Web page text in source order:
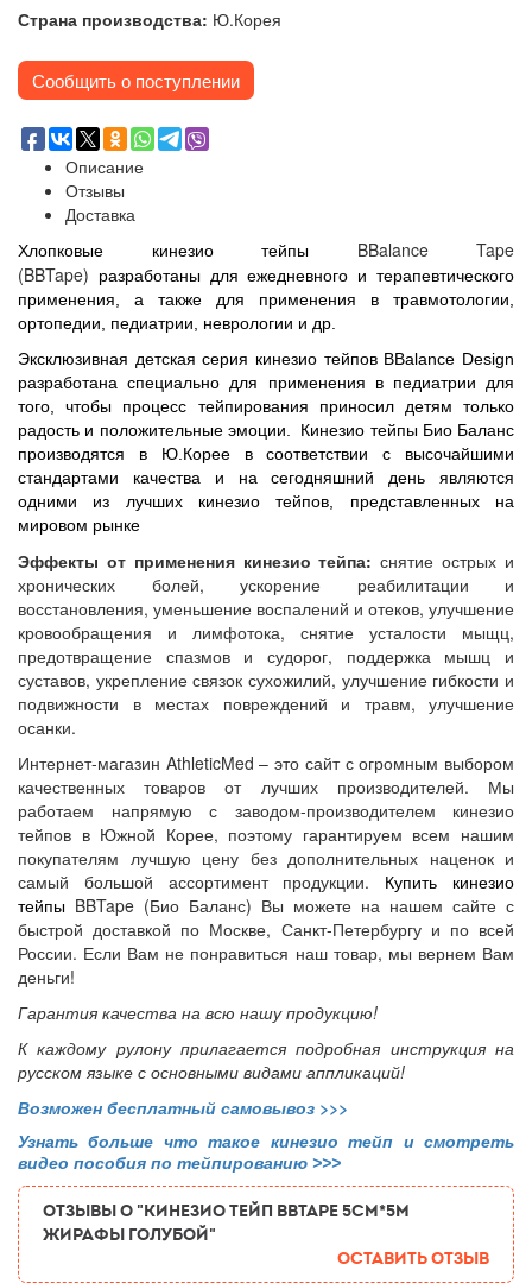
Страна производства: Ю.Корея
Сообщить о поступлении
Описание
Отзывы
Доставка
Хлопковые кинезио тейпы BBalance Tape
(BBTape) разработаны для ежедневного и терапевтического
применения, а также для применения в травмотологии,
ортопедии, педиатрии, неврологии и др.
Эксклюзивная детская серия кинезио тейпов BBalance Design
разработана специально для применения в педиатрии для
того, чтобы процесс тейпирования приносил детям только
радость и положительные эмоции.
Кинезио тейпы Био Баланс
производятся в Ю.Корее в соответствии с высочайшими
стандартами качества и на сегодняшний день являются
одними из лучших кинезио тейпов, представленных на
мировом рынке
Эффекты от применения кинезио тейпа: снятие острых и
хронических болей, ускорение реабилитации и
восстановления, уменьшение воспалений и отеков, улучшение
кровообращения и лимфотока, снятие усталости мыщц,
предотвращение спазмов и судорог, поддержка мышц и
суставов, укрепление связок сухожилий, улучшение гибкости и
подвижности в местах повреждений и травм, улучшение
осанки.
Интернет-магазин AthleticMed – это сайт с огромным выбором
качественных товаров от лучших производителей. Мы
работаем напрямую с заводом-производителем кинезио
тейпов в Южной Корее, поэтому гарантируем всем нашим
покупателям лучшую цену без дополнительных наценок и
самый большой ассортимент продукции. Купить кинезио
тейпы BBTape (Био Баланс) Вы можете на нашем сайте с
быстрой доставкой по Москве, Санкт-Петербургу и по всей
России. Если Вам не понравиться наш товар, мы вернем Вам
деньги!
Гарантия качества на всю нашу продукцию!
К каждому рулону прилагается подробная инструкция на
русском языке с основными видами аппликаций!
Возможен бесплатный самовывоз >>>
Узнать больше что такое кинезио тейп и смотреть
видео пособия по тейпированию >>>
ОТЗЫВЫ О "Кинезио тейп BBTape 5см*5м
жирафы голубой"
Оставить отзыв